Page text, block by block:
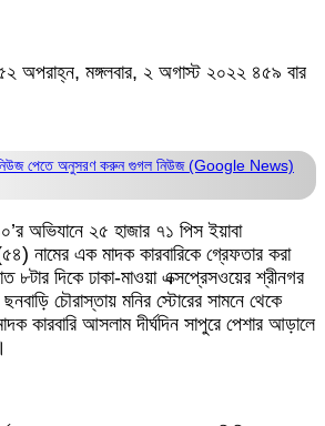
অপরাহ্ন, মঙ্গলবার, ২ অগাস্ট ২০২২ ৪৫৯ বার
নিউজ পেতে অনুসরণ করুনগুগল নিউজ (Google News)
অভিযানে ২৫ হাজার ৭১ পিস ইয়াবা
নামের এক মাদক কারবারিকে গ্রেফতার করা
৮টার দিকে ঢাকা-মাওয়া এক্সপ্রেসওয়ের শ্রীনগর
চৌরাস্তায় মনির স্টোরের সামনে থেকে
কারবারি আসলাম দীর্ঘদিন সাপুরে পেশার আড়ালে